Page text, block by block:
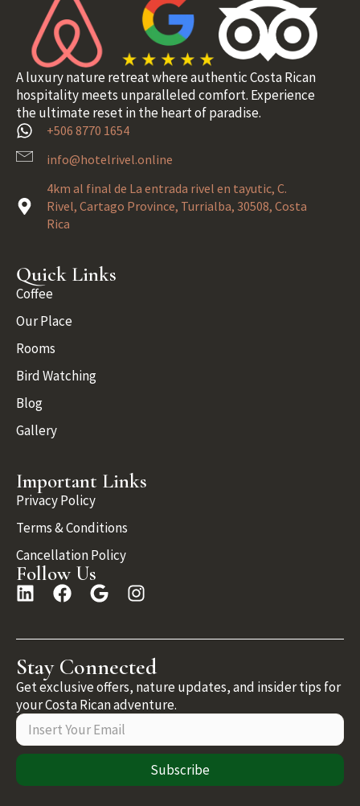
A luxury nature retreat where authentic Costa Rican
hospitality meets unparalleled comfort. Experience
the ultimate reset in the heart of paradise.
+506 8770 1654
info@hotelrivel.online
4km al final de La entrada rivel en tayutic, C.
Rivel, Cartago Province, Turrialba, 30508, Costa
Rica
Quick Links
Coffee
Our Place
Rooms
Bird Watching
Blog
Gallery
Important Links
Privacy Policy
Terms & Conditions
Cancellation Policy
Follow Us
Stay Connected
Get exclusive offers, nature updates, and insider tips for
your Costa Rican adventure.
Subscribe